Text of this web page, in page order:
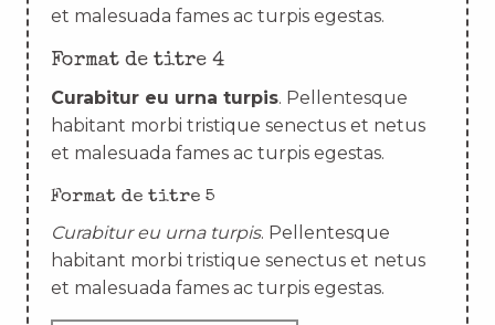
et malesuada fames ac turpis egestas.
Format de titre 4
Curabitur eu urna turpis. Pellentesque
habitant morbi tristique senectus et netus
et malesuada fames ac turpis egestas.
Format de titre 5
Curabitur eu urna turpis. Pellentesque
habitant morbi tristique senectus et netus
et malesuada fames ac turpis egestas.